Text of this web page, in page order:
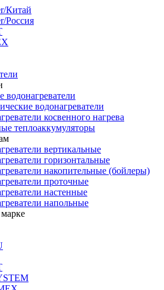
Китай
Россия
водонагреватели
водонагреватели
косвенного нагрева
теплоаккумуляторы
вертикальные
горизонтальные
накопительные (бойлеры)
проточные
настенные
напольные